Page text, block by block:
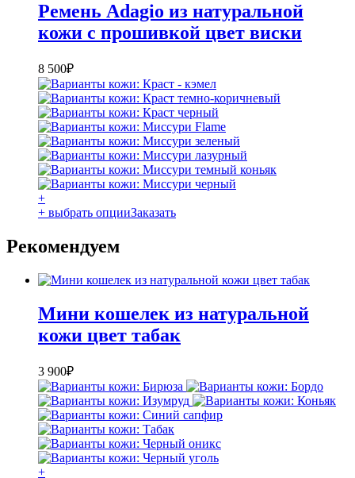
Ремень Adagio из натуральной
кожи с прошивкой цвет виски
8 500₽
+
+ выбрать опцииЗаказать
Рекомендуем
Мини кошелек из натуральной
кожи цвет табак
3 900₽
+